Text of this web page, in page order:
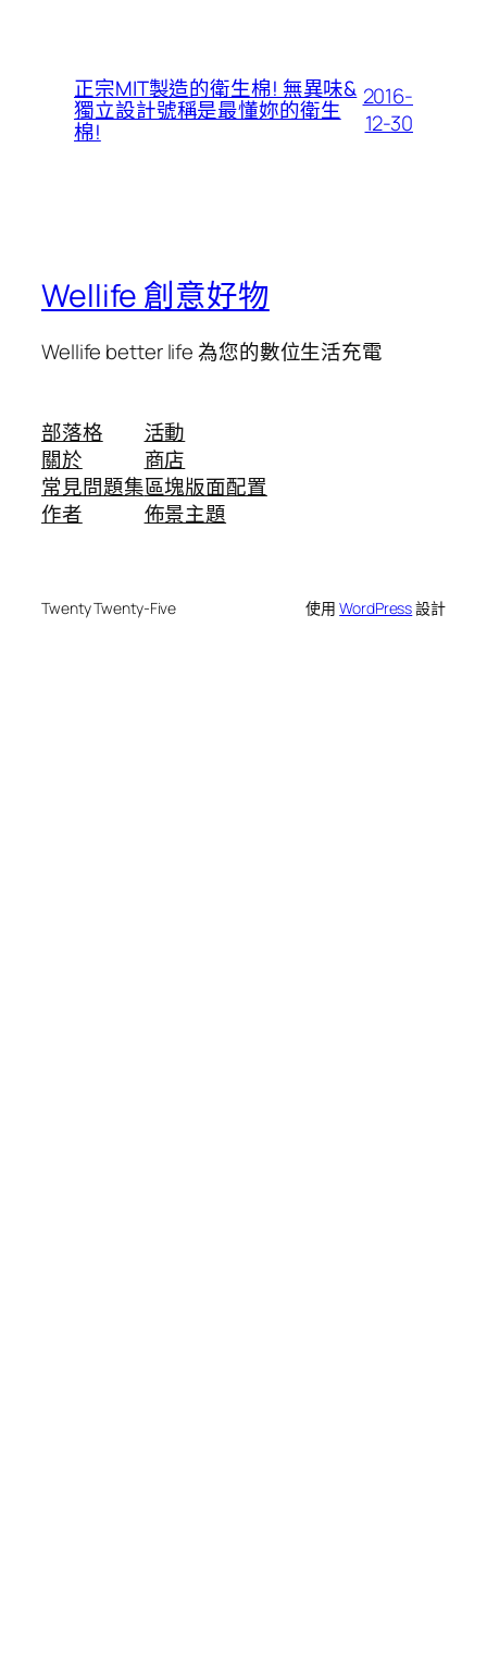
正宗MIT製造的衛生棉! 無異味&
獨立設計號稱是最懂妳的衛生
棉!
2016-
12-30
Wellife 創意好物
Wellife better life 為您的數位生活充電
部落格
關於
常見問題集
作者
活動
商店
區塊版面配置
佈景主題
Twenty Twenty-Five 使用WordPress設計